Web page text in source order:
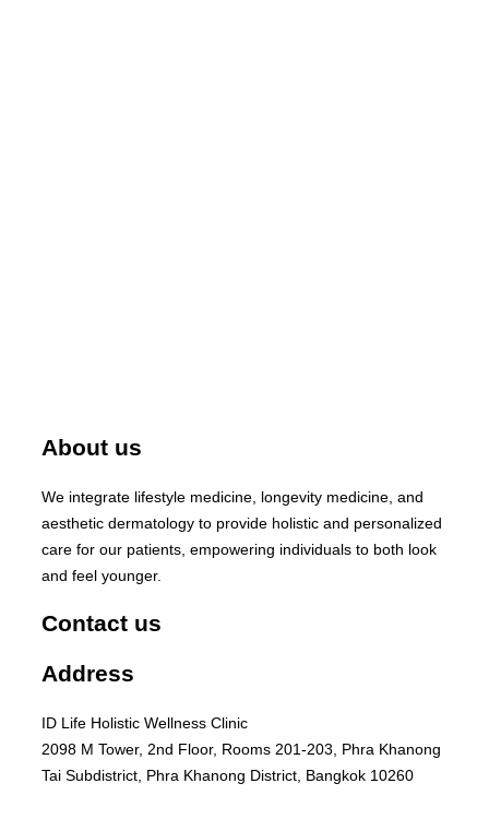
About us
We integrate lifestyle medicine, longevity medicine, and
aesthetic dermatology to provide holistic and personalized
care for our patients, empowering individuals to both look
and feel younger.
Contact us
Address
ID Life Holistic Wellness Clinic
2098 M Tower, 2nd Floor, Rooms 201-203, Phra Khanong
Tai Subdistrict, Phra Khanong District, Bangkok 10260